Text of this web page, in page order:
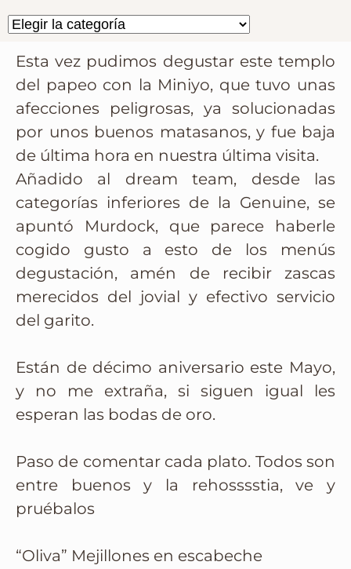
Esta vez pudimos degustar este templo
del papeo con la Miniyo, que tuvo unas
afecciones peligrosas, ya solucionadas
por unos buenos matasanos, y fue baja
de última hora en nuestra última visita.
Añadido al dream team, desde las
categorías inferiores de la Genuine, se
apuntó Murdock, que parece haberle
cogido gusto a esto de los menús
degustación, amén de recibir zascas
merecidos del jovial y efectivo servicio
del garito.
Están de décimo aniversario este Mayo,
y no me extraña, si siguen igual les
esperan las bodas de oro.
Paso de comentar cada plato. Todos son
entre buenos y la rehosssstia, ve y
pruébalos
“Oliva” Mejillones en escabeche